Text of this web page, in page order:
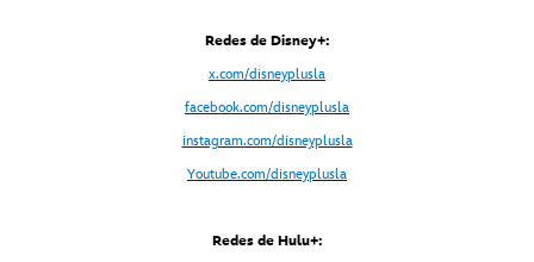
Redes de Disney+:
x.com/disneyplusla
facebook.com/disneyplusla
instagram.com/disneyplusla
Youtube.com/disneyplusla
Redes de Hulu+: